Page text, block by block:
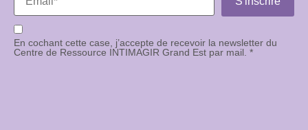
En cochant cette case, j’accepte de recevoir la newsletter du
Centre de Ressource INTIMAGIR Grand Est par mail. *